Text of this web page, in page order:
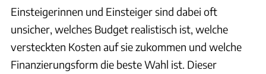
Einsteigerinnen und Einsteiger sind dabei oft
unsicher, welches Budget realistisch ist, welche
versteckten Kosten auf sie zukommen und welche
Finanzierungsform die beste Wahl ist. Dieser